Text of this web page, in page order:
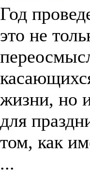
Год
это не
жизни, но
для
том, как
...